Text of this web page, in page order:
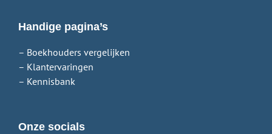
Handige pagina’s
– Boekhouders vergelijken
– Klantervaringen
– Kennisbank
Onze socials